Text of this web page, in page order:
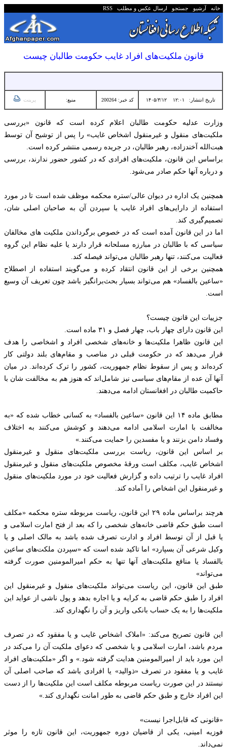
خانه آرشیو جستجو ارسال عکس و مطلب RSS
قانون ملکیت‌های افراد غایب حکومت طالبان چیست
تاریخ انتشار: ۱۲:۰۱ ۱۴۰۵/۳/۱۲ کد خبر: 200264 منبع: پرینت
وزارت عدلیه حکومت طالبان اعلام کرده است که قانون «بررسی
ملکیت‌های منقول و غیرمنقول اشخاص غایب» را پس از توشیح آن توسط
هبت‌الله آخندزاده، رهبر طالبان، در جریده رسمی منتشر کرده است.
براساس این قانون، ملکیت‌های افرادی که در کشور حضور ندارند، بررسی
و درباره آنها حکم صادر می‌شود.
همچنین یک اداره در دیوان عالی/ستره محکمه موظف شده است تا در مورد
استفاده از دارایی‌های افراد غایب یا سپردن آن به صاحبان اصلی شان،
تصمیم‌گیری کند.
اما در این قانون آمده است که در خصوص برگرداندن ملکیت های مخالفان
سیاسی که با طالبان در مبارزه مسلحانه قرار دارند یا علیه نظام این گروه
فعالیت می‌کنند، تنها رهبر طالبان می‌تواند فیصله کند.
همچنین برخی از این قانون انتقاد کرده و می‌گویند استفاده از اصطلاح
«ساعین بالفساد» هم می‌تواند بسیار بحث‌برانگیز باشد چون تعریف آن وسیع
است.
جزییات این قانون چیست؟
این قانون دارای چهار باب، چهار فصل و ۳۱ ماده است.
این قانون ظاهرا ملکیت‌ها و خانه‌های شخصی افراد و اشخاصی را هدف
قرار می‌دهد که در حکومت قبلی در مناصب و مقام‌های بلند دولتی کار
کرده‌اند و پس از سقوط نظام جمهوریت، کشور را ترک کرده‌اند. در میان
آنها آن عده از مقام‌های سیاسی نیز شامل‌اند که هنوز هم به مخالفت شان با
حاکمیت طالبان در افغانستان ادامه می‌دهند.
مطابق ماده ۱۴ این قانون «ساعین بالفساد» به کسانی خطاب شده که «به
مخالفت با امارت اسلامی ادامه می‌دهند و کوشش می‌کنند به اختلاف
وفساد دامن بزنند و یا مفسدین را حمایت می‌کنند.»
بر اساس این قانون، ریاست بررسی ملکیت‌های منقول و غیرمنقول
اشخاص غایب، مکلف است ورقهٔ مخصوص ملکیت‌های منقول و غیرمنقول
افراد غایب را ترتیب داده و گزارش فعالیت خود در مورد ملکیت‌های منقول
و غیرمنقول این اشخاص را آماده کند.
هرچند براساس ماده ۲۹ این قانون، ریاست مربوطه ستره محکمه «مکلف
است طبق حکم قاضی خانه‌های شخصی را که بعد از فتح امارت اسلامی و
یا قبل از آن توسط افراد و ادارت تصرف شده باشد به مالک اصلی و یا
وکیل شرعی آن بسپارد» اما تاکید شده است که «سپردن ملکت‌های ساعین
بالفساد یا منافع ملکیت‌های آنها تنها به حکم امیرالمومنین صورت گرفته
می‌تواند»
طبق این قانون، این ریاست می‌تواند ملکیت‌های منقول و غیرمنقول این
افراد را طبق حکم قاضی به کرایه و یا اجاره بدهد و پول ناشی از عواید این
ملکیت‌ها را به یک حساب بانکی واریز و آن را نگهداری کند.
این قانون تصریح می‌کند: «املاک اشخاص غایب و یا مفقود که در تصرف
مردم باشد، امارت اسلامی و یا شخصی که دعوای ملکیت آن را می‌کند در
این مورد باید از امیرالمومنین هدایت گرفته شود.» و اگر «ملکیت‌های افراد
غایب و یا مفقود در تصرف «ذوالید» یا افرادی باشد که صاحب اصلی آن
نیستند در این صورت ریاست مربوطه مکلف است این ملکیت‌ها را از دست
این افراد خارج و طبق حکم قاضی به طور امانت نگهداری کند.»
«قانونی که قابل‌اجرا نیست»
فوزیه امینی، یکی از قاضیان دوره جمهوریت، این قانون تازه را موثر
نمی‌داند.